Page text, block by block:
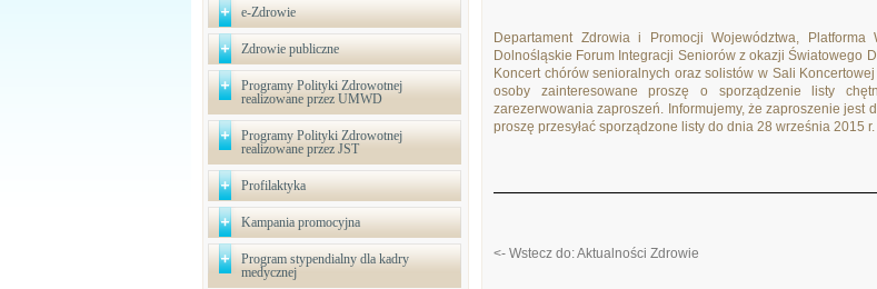
e-Zdrowie
Zdrowie publiczne
Programy Polityki Zdrowotnej
realizowane przez UMWD
Programy Polityki Zdrowotnej
realizowane przez JST
Profilaktyka
Kampania promocyjna
Program stypendialny dla kadry
medycznej
Departament Zdrowia i Promocji Województwa,
Dolnośląskie Forum Integracji Seniorów z okazji Światowego
Koncert chórów senioralnych oraz solistów w Sali
osoby zainteresowane proszę o sporządzenie listy
zarezerwowania zaproszeń. Informujemy, że zaproszenie jest
proszę przesyłać sporządzone listy do dnia 28 września 2015
<- Wstecz do: Aktualności Zdrowie